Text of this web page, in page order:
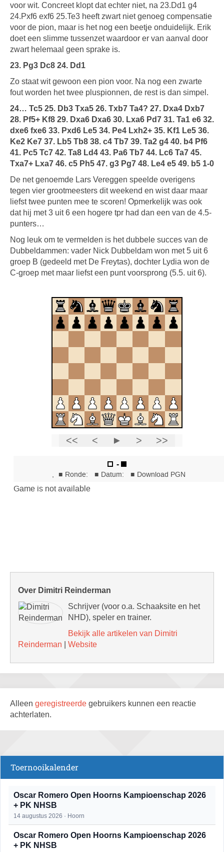
voor wit. Concreet klopt dat echter niet, na 23.Dd1 g4
24.Pxf6 exf6 25.Te3 heeft zwart niet genoeg compensatie
voor de pion, maar is het nog een beetje onduidelijk. Erik
doet een slimme tussenzet waardoor er van aanval door
zwart helemaal geen sprake is.
23. Pg3 Dc8 24. Dd1
Zo staat wit gewoon een pion voor. Na nog een zwarte
fout worden het twee pluspionnen, de rest is dan simpel.
24… Tc5 25. Db3 Txa5 26. Txb7 Ta4? 27. Dxa4 Dxb7
28. Pf5+ Kf8 29. Dxa6 Dxa6 30. Lxa6 Pd7 31. Ta1 e6 32.
dxe6 fxe6 33. Pxd6 Le5 34. Pe4 Lxh2+ 35. Kf1 Le5 36.
Ke2 Ke7 37. Lb5 Tb8 38. c4 Tb7 39. Ta2 g4 40. b4 Pf6
41. Pc5 Tc7 42. Ta8 Ld4 43. Pa6 Tb7 44. Lc6 Ta7 45.
Txa7+ Lxa7 46. c5 Ph5 47. g3 Pg7 48. Le4 e5 49. b5 1-0
De net genoemde Lars Vereggen speelde overigens
tegen vier grootmeesters dit weekend en wist daar maar
liefst twee punten mee te scoren! Opmerkelijk was ook
dat hij met 3 uit 6 een hogere tpr had dan een van de 4.5-
punters…
Nog leuk om te vermelden is het dubbele succes van de
Dubbeldammen: vader Nick Dubbeldam won met 5 uit 6
groep B (gedeeld met De Freytas), dochter Lydia won de
C-groep met maar liefst een punt voorsprong (5.5. uit 6).
Over Dimitri Reinderman
Schrijver (voor o.a. Schaaksite en het
NHD), speler en trainer.
Bekijk alle artikelen van Dimitri
Reinderman
Website
Alleen geregistreerde gebruikers kunnen een reactie
achterlaten.
Toernooikalender
Oscar Romero Open Hoorns Kampioenschap 2026
+ PK NHSB
14 augustus 2026 · Hoorn
Oscar Romero Open Hoorns Kampioenschap 2026
+ PK NHSB